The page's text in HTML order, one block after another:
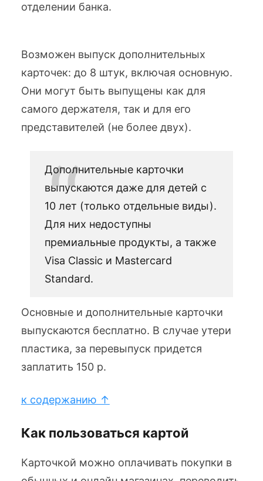
отделении банка.
Возможен выпуск дополнительных
карточек: до 8 штук, включая основную.
Они могут быть выпущены как для
самого держателя, так и для его
представителей (не более двух).
Дополнительные карточки
выпускаются даже для детей с
10 лет (только отдельные виды).
Для них недоступны
премиальные продукты, а также
Visa Classic и Mastercard
Standard.
Основные и дополнительные карточки
выпускаются бесплатно. В случае утери
пластика, за перевыпуск придется
заплатить 150 р.
к содержанию ↑
Как пользоваться картой
Карточкой можно оплачивать покупки в